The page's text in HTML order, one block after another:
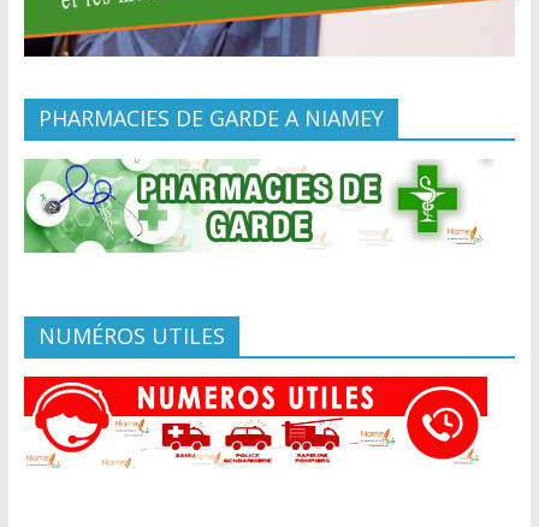
PHARMACIES DE GARDE A NIAMEY
NUMÉROS UTILES